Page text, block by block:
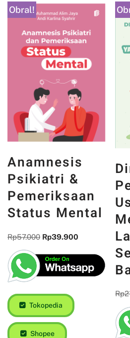
Obral!
Anamnesis
Psikiatri &
Pemeriksaan
Status Mental
Rp57.000 Rp39.900
Tokopedia
Shopee
Rp